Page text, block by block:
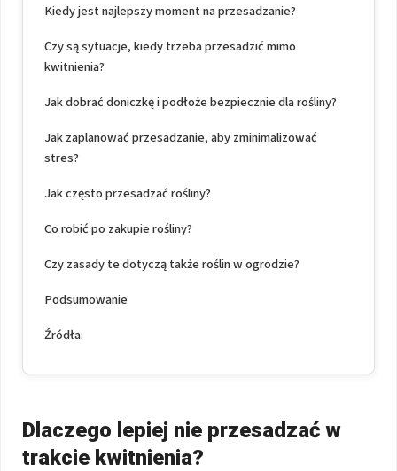
Kiedy jest najlepszy moment na przesadzanie?
Czy są sytuacje, kiedy trzeba przesadzić mimo
kwitnienia?
Jak dobrać doniczkę i podłoże bezpiecznie dla rośliny?
Jak zaplanować przesadzanie, aby zminimalizować
stres?
Jak często przesadzać rośliny?
Co robić po zakupie rośliny?
Czy zasady te dotyczą także roślin w ogrodzie?
Podsumowanie
Źródła:
Dlaczego lepiej nie przesadzać w
trakcie kwitnienia?